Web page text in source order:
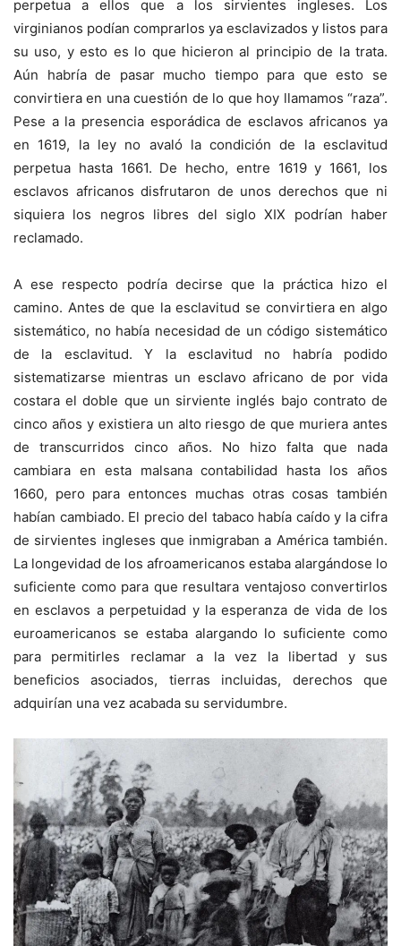
perpetua a ellos que a los sirvientes ingleses. Los
virginianos podían comprarlos ya esclavizados y listos para
su uso, y esto es lo que hicieron al principio de la trata.
Aún habría de pasar mucho tiempo para que esto se
convirtiera en una cuestión de lo que hoy llamamos “raza”.
Pese a la presencia esporádica de esclavos africanos ya
en 1619, la ley no avaló la condición de la esclavitud
perpetua hasta 1661. De hecho, entre 1619 y 1661, los
esclavos africanos disfrutaron de unos derechos que ni
siquiera los negros libres del siglo XIX podrían haber
reclamado.
A ese respecto podría decirse que la práctica hizo el
camino. Antes de que la esclavitud se convirtiera en algo
sistemático, no había necesidad de un código sistemático
de la esclavitud. Y la esclavitud no habría podido
sistematizarse mientras un esclavo africano de por vida
costara el doble que un sirviente inglés bajo contrato de
cinco años y existiera un alto riesgo de que muriera antes
de transcurridos cinco años. No hizo falta que nada
cambiara en esta malsana contabilidad hasta los años
1660, pero para entonces muchas otras cosas también
habían cambiado. El precio del tabaco había caído y la cifra
de sirvientes ingleses que inmigraban a América también.
La longevidad de los afroamericanos estaba alargándose lo
suficiente como para que resultara ventajoso convertirlos
en esclavos a perpetuidad y la esperanza de vida de los
euroamericanos se estaba alargando lo suficiente como
para permitirles reclamar a la vez la libertad y sus
beneficios asociados, tierras incluidas, derechos que
adquirían una vez acabada su servidumbre.